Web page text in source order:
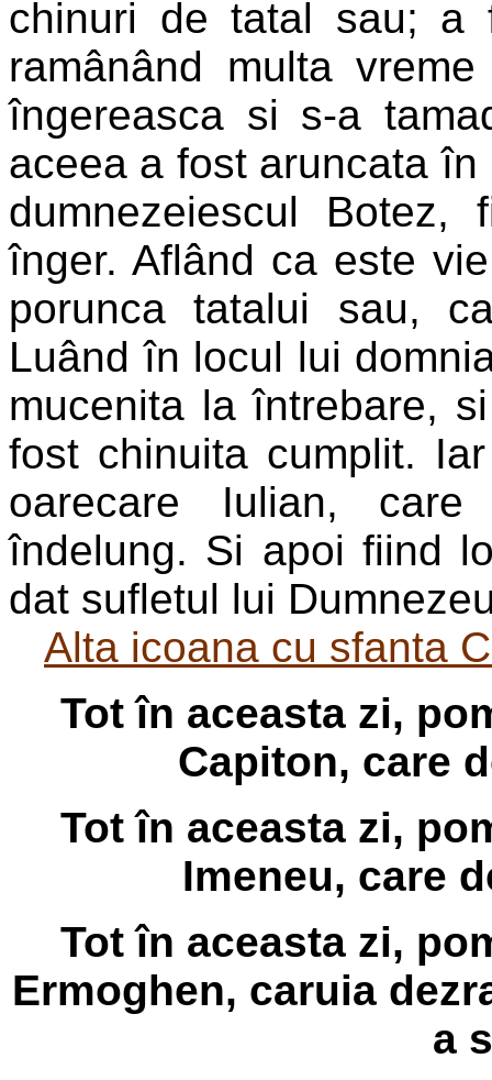
chinuri de tatal sau; a
ramânând multa
îngereasca si s-a
aceea a fost aruncata
dumnezeiescul
înger. Aflând ca este
porunca tatalui sau,
Luând în locul lui
mucenita la întrebare,
fost chinuita cumplit.
oarecare Iulian,
îndelung. Si apoi fiind
dat sufletul lui
Alta icoana cu sfanta
Tot în aceasta zi,
Capiton, care
Tot în aceasta zi,
Imeneu, care
Tot în aceasta zi,
Ermoghen, caruia
a